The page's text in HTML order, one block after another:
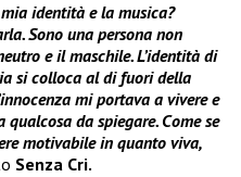
identità e la musica?
Sono una persona non
e il maschile. L’identità di
si colloca al di fuori della
mi portava a vivere e
qualcosa da spiegare. Come se
motivabile in quanto viva,
Senza Cri.